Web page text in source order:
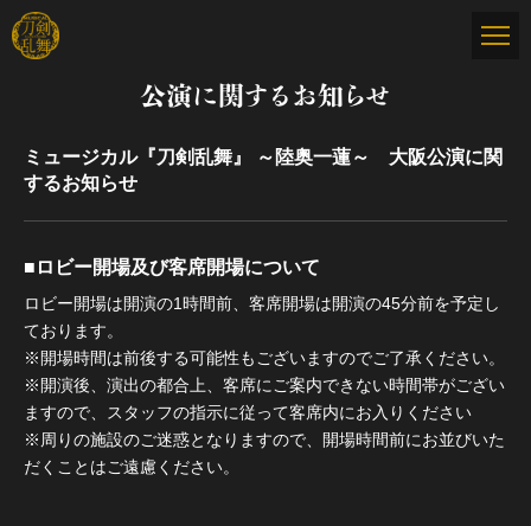
公演に関するお知らせ
ミュージカル『刀剣乱舞』 ～陸奥一蓮～ 大阪公演に関
するお知らせ
■ロビー開場及び客席開場について
ロビー開場は開演の1時間前、客席開場は開演の45分前を予定し
ております。
※開場時間は前後する可能性もございますのでご了承ください。
※開演後、演出の都合上、客席にご案内できない時間帯がござい
ますので、スタッフの指示に従って客席内にお入りください
※周りの施設のご迷惑となりますので、開場時間前にお並びいた
だくことはご遠慮ください。